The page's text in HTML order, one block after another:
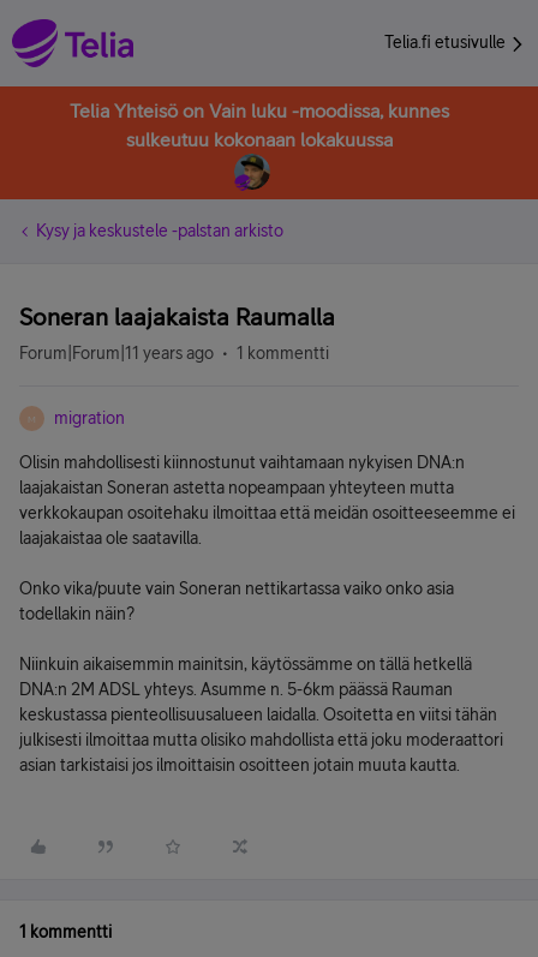
Telia.fi etusivulle
Telia Yhteisö on Vain luku -moodissa, kunnes
sulkeutuu kokonaan lokakuussa
Kysy ja keskustele -palstan arkisto
Soneran laajakaista Raumalla
Forum|Forum|11 years ago 1 kommentti
M migration
Olisin mahdollisesti kiinnostunut vaihtamaan nykyisen DNA:n
laajakaistan Soneran astetta nopeampaan yhteyteen mutta
verkkokaupan osoitehaku ilmoittaa että meidän osoitteeseemme ei
laajakaistaa ole saatavilla.
Onko vika/puute vain Soneran nettikartassa vaiko onko asia
todellakin näin?
Niinkuin aikaisemmin mainitsin, käytössämme on tällä hetkellä
DNA:n 2M ADSL yhteys. Asumme n. 5-6km päässä Rauman
keskustassa pienteollisuusalueen laidalla. Osoitetta en viitsi tähän
julkisesti ilmoittaa mutta olisiko mahdollista että joku moderaattori
asian tarkistaisi jos ilmoittaisin osoitteen jotain muuta kautta.
1 kommentti